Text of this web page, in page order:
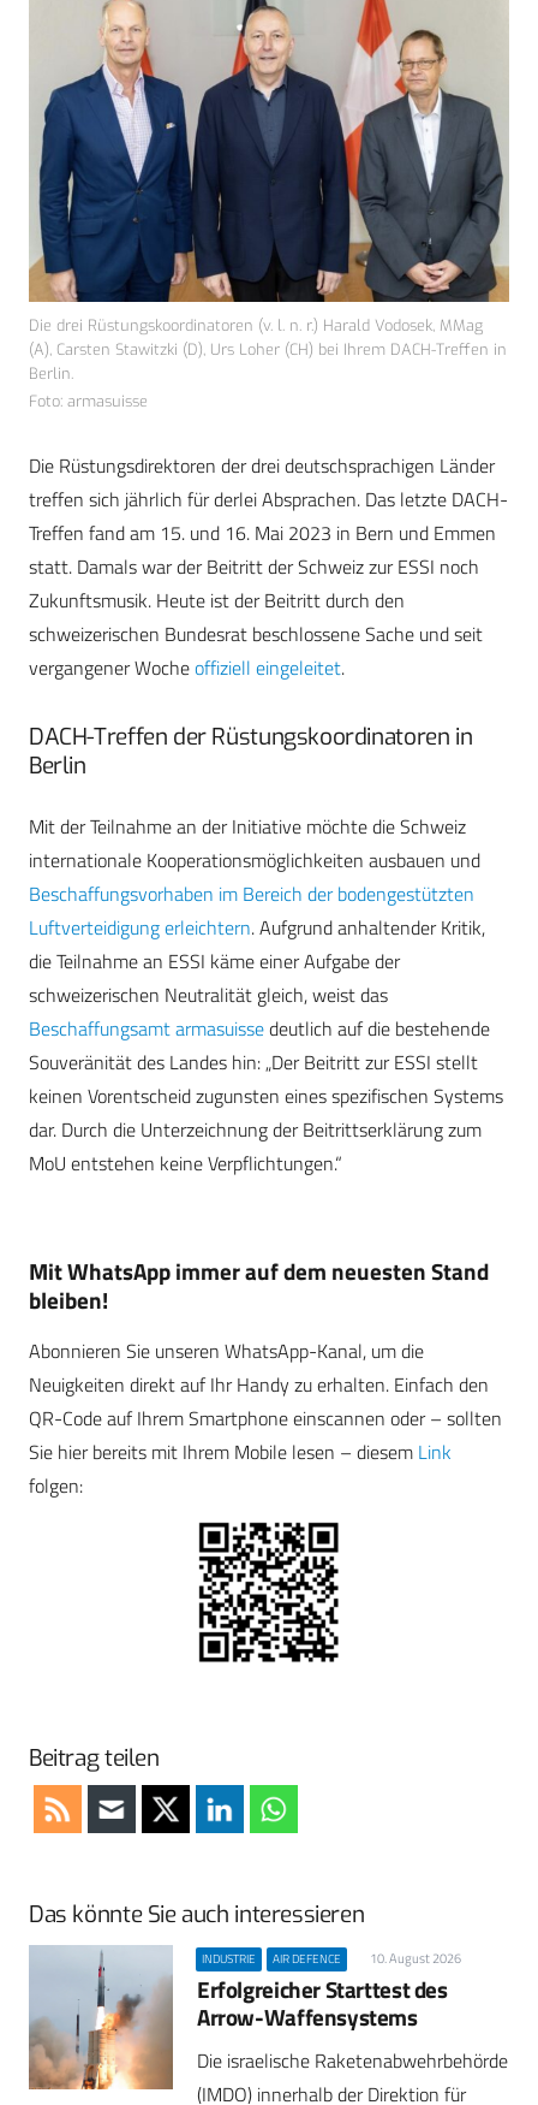
Die drei Rüstungskoordinatoren (v. l. n. r.) Harald Vodosek, MMag
(A), Carsten Stawitzki (D), Urs Loher (CH) bei Ihrem DACH-Treffen in
Berlin.
Foto: armasuisse
Die Rüstungsdirektoren der drei deutschsprachigen Länder
treffen sich jährlich für derlei Absprachen. Das letzte DACH-
Treffen fand am 15. und 16. Mai 2023 in Bern und Emmen
statt. Damals war der Beitritt der Schweiz zur ESSI noch
Zukunftsmusik. Heute ist der Beitritt durch den
schweizerischen Bundesrat beschlossene Sache und seit
vergangener Wocheoffiziell eingeleitet.
DACH-Treffen der Rüstungskoordinatoren in
Berlin
Mit der Teilnahme an der Initiative möchte die Schweiz
internationale Kooperationsmöglichkeiten ausbauen und
Beschaffungsvorhaben im Bereich der bodengestützten
Luftverteidigung erleichtern. Aufgrund anhaltender Kritik,
die Teilnahme an ESSI käme einer Aufgabe der
schweizerischen Neutralität gleich, weist das
Beschaffungsamt armasuissedeutlich auf die bestehende
Souveränität des Landes hin: „Der Beitritt zur ESSI stellt
keinen Vorentscheid zugunsten eines spezifischen Systems
dar. Durch die Unterzeichnung der Beitrittserklärung zum
MoU entstehen keine Verpflichtungen.“
Mit WhatsApp immer auf dem neuesten Stand
bleiben!
Abonnieren Sie unseren WhatsApp-Kanal, um die
Neuigkeiten direkt auf Ihr Handy zu erhalten. Einfach den
QR-Code auf Ihrem Smartphone einscannen oder – sollten
Sie hier bereits mit Ihrem Mobile lesen – diesem Link
folgen:
Beitrag teilen
Das könnte Sie auch interessieren
INDUSTRIE AIR DEFENCE 10. August 2026
Erfolgreicher Starttest des
Arrow-Waffensystems
Die israelische Raketenabwehrbehörde
(IMDO) innerhalb der Direktion für